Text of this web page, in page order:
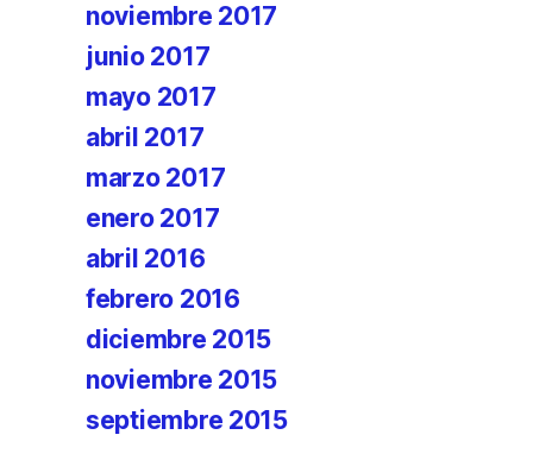
noviembre 2017
junio 2017
mayo 2017
abril 2017
marzo 2017
enero 2017
abril 2016
febrero 2016
diciembre 2015
noviembre 2015
septiembre 2015